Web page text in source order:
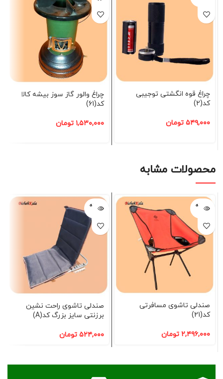
چراغ قوه انگشتی توجیبی
کد(2)
۵۴۹,۰۰۰ تومان
چراغ والور گاز سوز بیشه کالا
کد(61)
۱,۵۳۰,۰۰۰ تومان
محصولات مشابه
فروخته
شده
صندلی تاشوی مسافرتی
کد(21)
۲,۴۹۶,۰۰۰ تومان
فروخته
شده
صندلی تاشوی راحت نشین
برزنتی سایز بزرگ کد(A)
۵۲۴,۰۰۰ تومان